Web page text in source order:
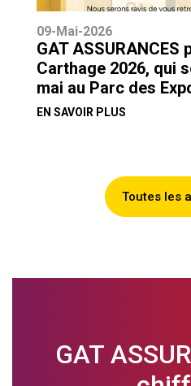
09-Mai-2026
GAT ASSURANCES
Carthage 2026, qui
mai au Parc des
EN SAVOIR PLUS
Toutes les
GAT